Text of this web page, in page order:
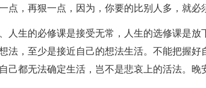
点，再狠一点，因为，你要的比别人多，就必
人生的必修课是接受无常，人生的选修课是
法，至少是接近自己的想法生活。不能把握好
己都无法确定生活，岂不是悲哀上的活法。晚